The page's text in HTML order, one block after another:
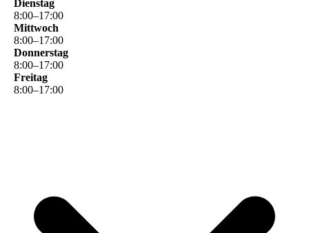
Dienstag
8:00–17:00
Mittwoch
8:00–17:00
Donnerstag
8:00–17:00
Freitag
8:00–17:00